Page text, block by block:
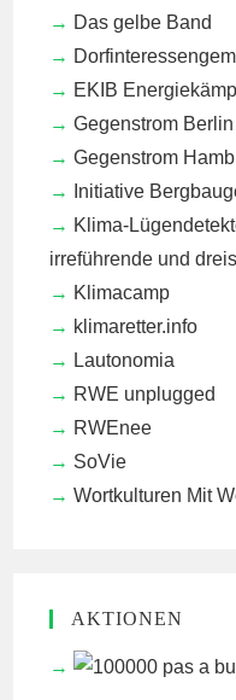
Das gelbe Band
EKIB
Gegenstrom Berlin
Gegenstrom
Initiative
Klima-
irreführende und
Klimacamp
klimaretter.info
Lautonomia
RWE unplugged
RWEnee
SoVie
Wortkulturen Mit
AKTIONEN